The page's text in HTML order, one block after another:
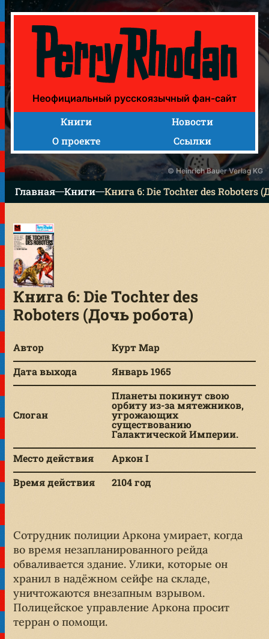
Книга 6: Die Tochter des Roboters (Дочь робота)
Неофициальный русскоязычный фан-сайт
Книги
Новости
О проекте
Ссылки
© Heinrich Bauer Verlag KG
Главная Книги Книга 6: Die Tochter des Roboters
Книга 6: Die Tochter des
Roboters (Дочь робота)
Автор
Курт Мар
Дата выхода
Январь 1965
Слоган
Планеты покинут свою
орбиту из-за мятежников,
угрожающих
существованию
Галактической Империи.
Место действия
Аркон I
Время действия
2104 год
Сотрудник полиции Аркона умирает, когда
во время незапланированного рейда
обваливается здание. Улики, которые он
хранил в надёжном сейфе на складе,
уничтожаются внезапным взрывом.
Полицейское управление Аркона просит
терран о помощи.